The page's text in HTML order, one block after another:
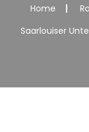
Home
Saarlouiser